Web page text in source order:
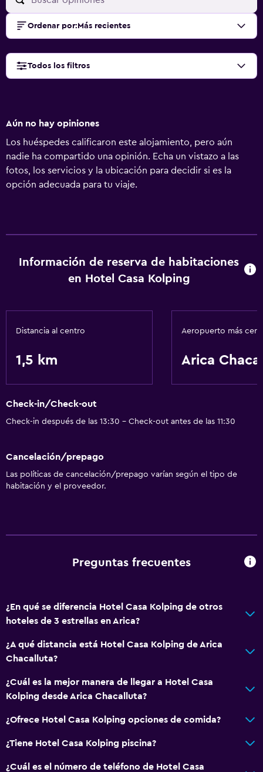
Ordenar por: Más recientes
Todos los filtros
Aún no hay opiniones
Los huéspedes calificaron este alojamiento, pero aún
nadie ha compartido una opinión. Echa un vistazo a las
fotos, los servicios y la ubicación para decidir si es la
opción adecuada para tu viaje.
Información de reserva de habitaciones
en Hotel Casa Kolping
Distancia al centro
1,5 km
Aeropuerto más
Arica
Check-in/Check-out
Check-in después de las 13:30 - Check-out antes de las 11:30
Cancelación/prepago
Las políticas de cancelación/prepago varían según el tipo de
habitación y el proveedor.
Preguntas frecuentes
¿En qué se diferencia Hotel Casa Kolping de otros
hoteles de 3 estrellas en Arica?
¿A qué distancia está Hotel Casa Kolping de Arica
Chacalluta?
¿Cuál es la mejor manera de llegar a Hotel Casa
Kolping desde Arica Chacalluta?
¿Ofrece Hotel Casa Kolping opciones de comida?
¿Tiene Hotel Casa Kolping piscina?
¿Cuál es el número de teléfono de Hotel Casa